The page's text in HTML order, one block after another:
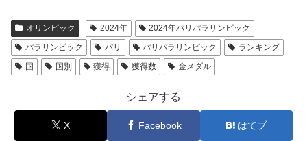
オリンピック 2024年
2024年パリパラリンピック
パラリンピック
パリ パリパラリンピック
ランキング
国
国別 獲得 獲得数 金メダル
シェアする
X Facebook はてブ